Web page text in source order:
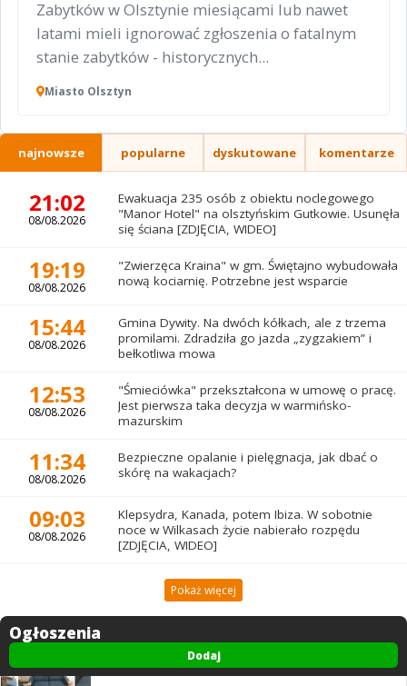
Zabytków w Olsztynie miesiącami lub nawet
latami mieli ignorować zgłoszenia o fatalnym
stanie zabytków - historycznych...
Miasto Olsztyn
najnowsze popularne dyskutowane komentarze
21:02
08/08.2026
Ewakuacja 235 osób z obiektu noclegowego
"Manor Hotel" na olsztyńskim Gutkowie. Usunęła
się ściana [ZDJĘCIA, WIDEO]
19:19
08/08.2026
"Zwierzęca Kraina" w gm. Świętajno wybudowała
nową kociarnię. Potrzebne jest wsparcie
15:44
08/08.2026
Gmina Dywity. Na dwóch kółkach, ale z trzema
promilami. Zdradziła go jazda „zygzakiem” i
bełkotliwa mowa
12:53
08/08.2026
"Śmieciówka" przekształcona w umowę o pracę.
Jest pierwsza taka decyzja w warmińsko-
mazurskim
11:34
08/08.2026
Bezpieczne opalanie i pielęgnacja, jak dbać o
skórę na wakacjach?
09:03
08/08.2026
Klepsydra, Kanada, potem Ibiza. W sobotnie
noce w Wilkasach życie nabierało rozpędu
[ZDJĘCIA, WIDEO]
Pokaż więcej
Ogłoszenia
Dodaj